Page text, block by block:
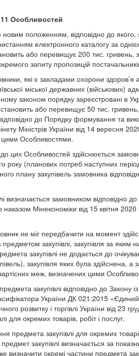
1 Особливостей
положенням, відповідно до якого,
електронного каталогу за
або перевищує 200 тис. гривень,
запиту пропозицій
які є закладами охорони здоров’я
міської державних (військових)
законом порядку зареєстровані в
або перевищує 50 тис. гривень,
до Порядку формування та
Міністрів України від 14 вересня
Особливостями.
цих Особливостей здійснюється
року (планових потреб наступних
плану закупівель замовника
визначається замовником відповідно
наказом Мінекономіки від 15 квітня
не міг передбачити на момент
предметом закупівлі, закупівля за яким
закупівлі не додається до
закупівля яких була здійснена, а
меж, визначених цими
закупівлі відповідно до Закону
України ДК 021:2015 «Єдиний
розвитку і торгівлі України від 23
для окремих товарів, робіт і послуг.
предмета закупівлі для окремих
закупівлі визначається за
окремі частини предмета